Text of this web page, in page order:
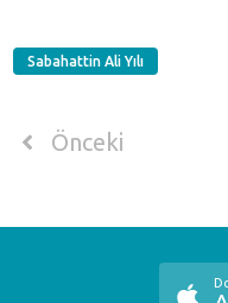
Sabahattin Ali Yılı
Önceki